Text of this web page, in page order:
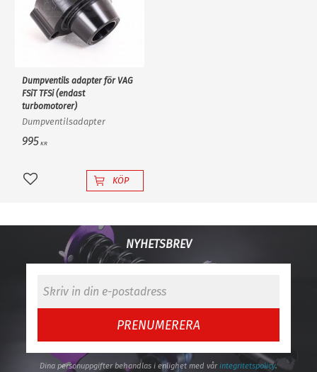
Dumpventils adapter för VAG
FSiT TFSi (endast
turbomotorer)
Dumpventilsadapter
995 KR
Lägg till i favoriter
KÖP
NYHETSBREV
PRENUMERERA
Dina personuppgifter behandlas i enlighet med vårintegritetspolicy.